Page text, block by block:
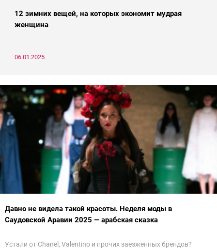
12 зимних вещей, на которых экономит мудрая
женщина
06.01.2025
Давно не видела такой красоты. Неделя моды в
Саудовской Аравии 2025 — арабская сказка
Устали от Chanel, Valentino и прочих заезженных брендов?